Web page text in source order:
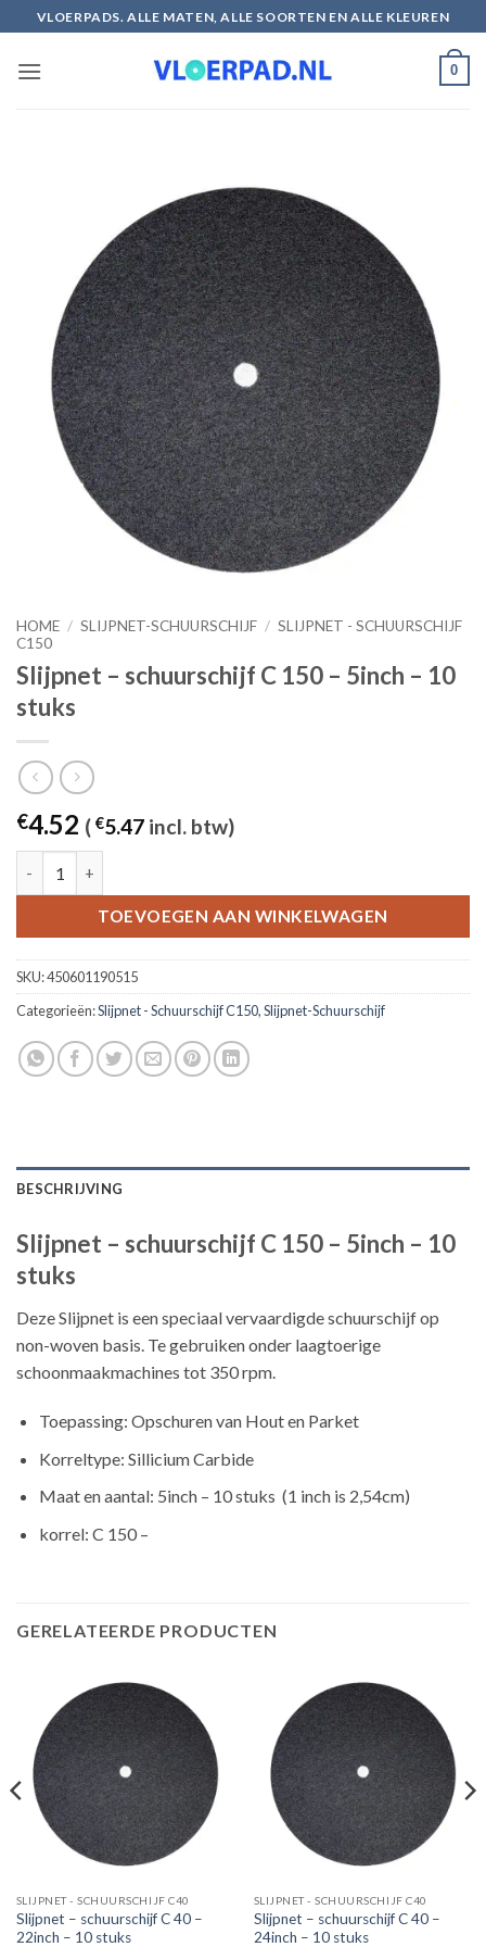
naar
inhoud
VLOERPADS. ALLE MATEN, ALLE SOORTEN EN ALLE KLEUREN
0
HOME / SLIJPNET-SCHUURSCHIJF / SLIJPNET - SCHUURSCHIJF
C150
Slijpnet – schuurschijf C 150 – 5inch – 10
stuks
€4.52 ( €5.47 incl. btw)
TOEVOEGEN AAN WINKELWAGEN
SKU:450601190515
Categorieën:Slijpnet - Schuurschijf C150,Slijpnet-Schuurschijf
BESCHRIJVING
Slijpnet – schuurschijf C 150 – 5inch – 10
stuks
Deze Slijpnet is een speciaal vervaardigde schuurschijf op
non-woven basis. Te gebruiken onder laagtoerige
schoonmaakmachines tot 350 rpm.
Toepassing: Opschuren van Hout en Parket
Korreltype: Sillicium Carbide
Maat en aantal: 5inch – 10 stuks (1 inch is 2,54cm)
korrel: C 150 –
GERELATEERDE PRODUCTEN
SLIJPNET - SCHUURSCHIJF C40
Slijpnet – schuurschijf C 40 –
22inch – 10 stuks
SLIJPNET - SCHUURSCHIJF C40
Slijpnet – schuurschijf C 40 –
24inch – 10 stuks